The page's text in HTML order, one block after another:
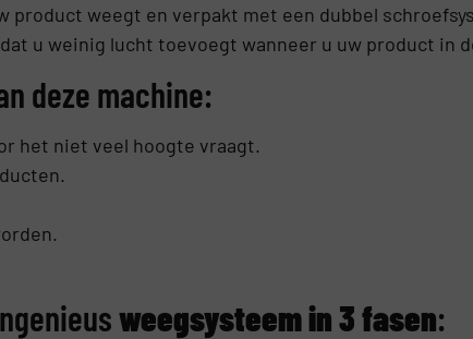
product weegt en verpakt met een dubbel
u weinig lucht toevoegt wanneer u uw product in
deze machine:
het niet veel hoogte vraagt.
weegsysteemin 3 fasen: